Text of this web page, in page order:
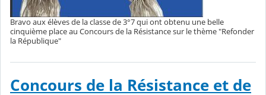
Bravo aux élèves de la classe de 3°7 qui ont obtenu une belle
cinquième place au Concours de la Résistance sur le thème "Refonder
la République"
Concours de la Résistance et de